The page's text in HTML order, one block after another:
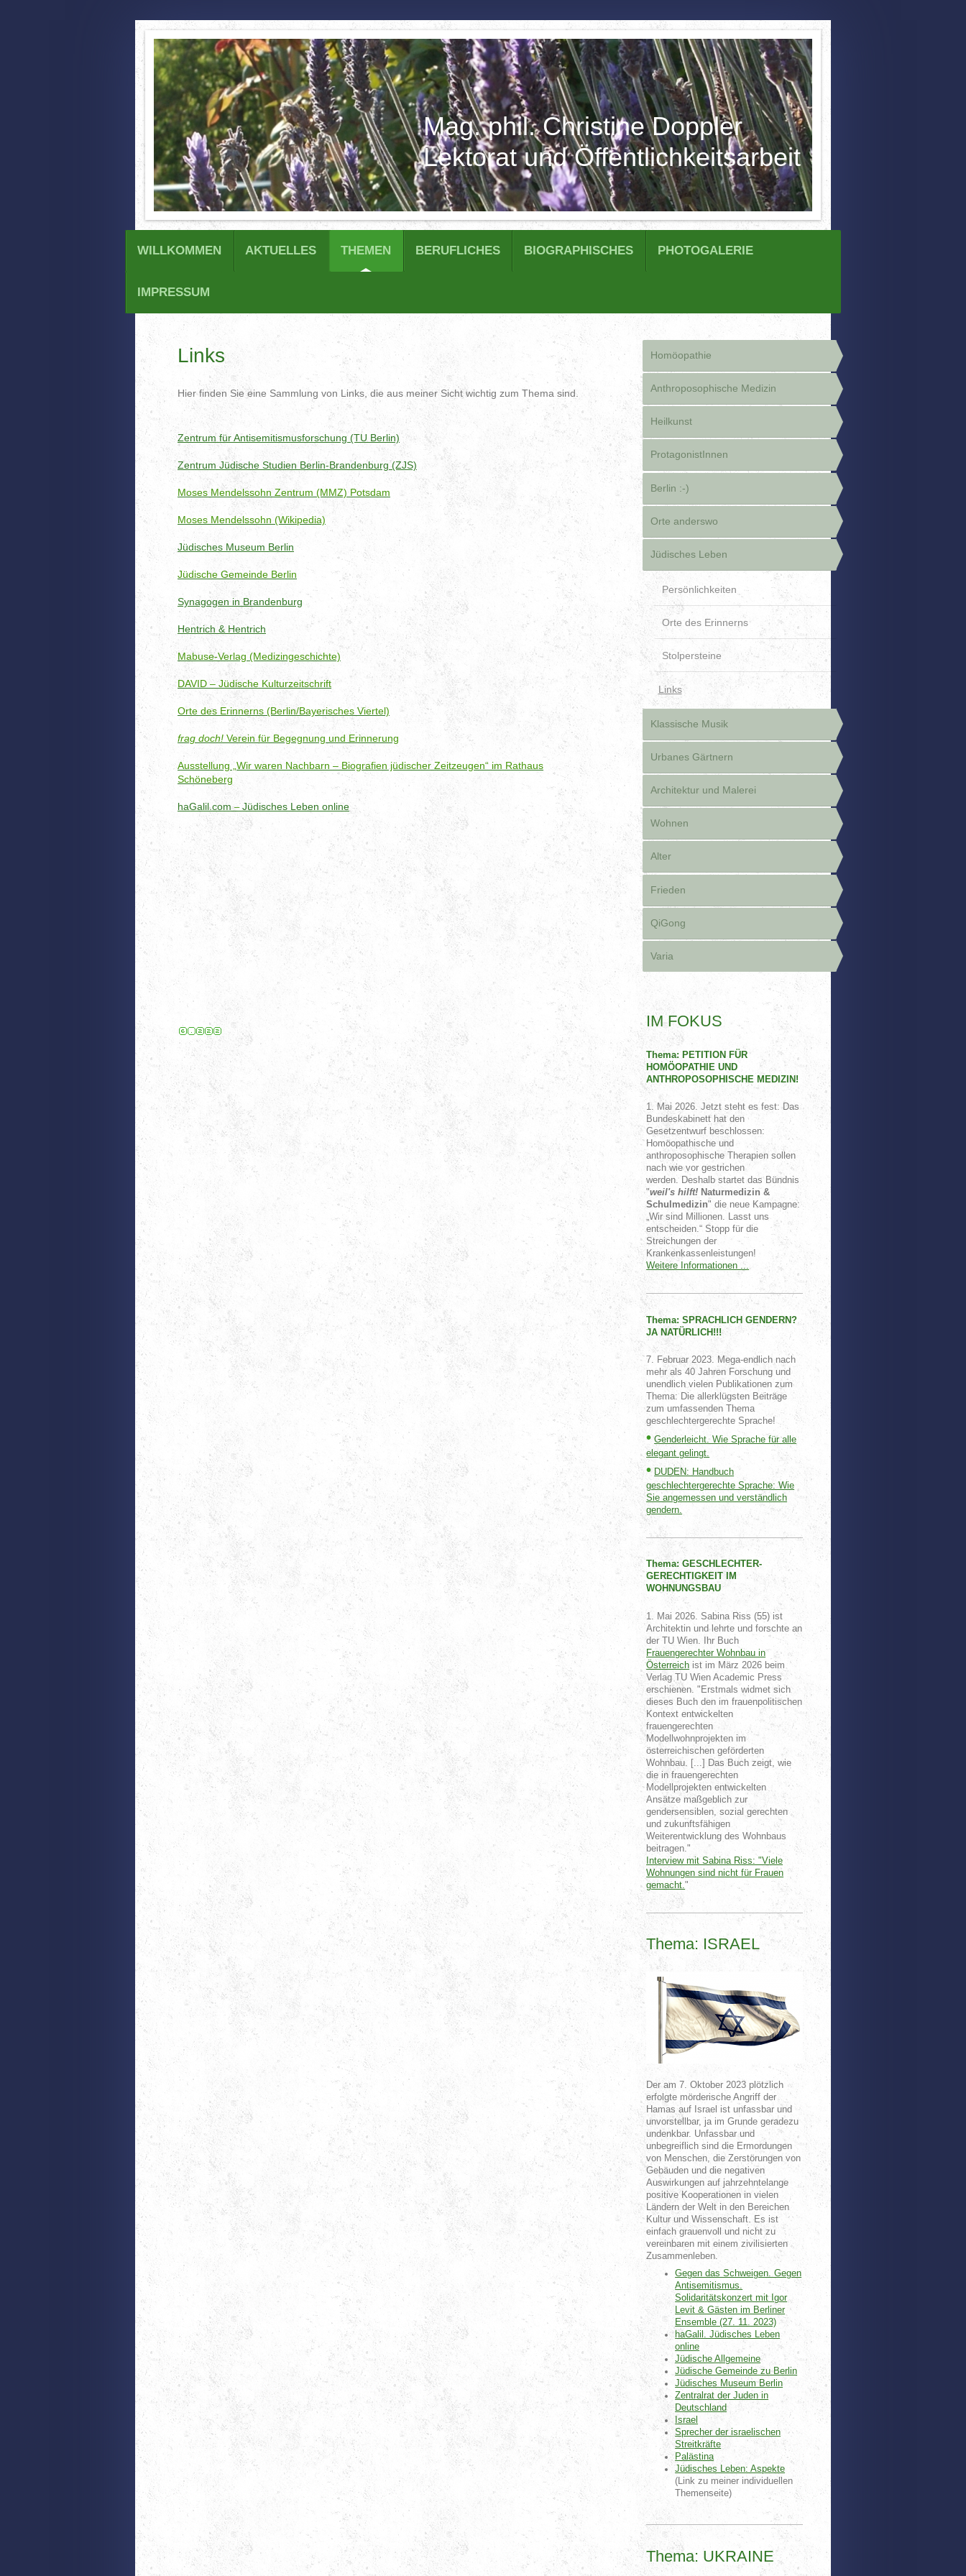
Mag. phil. Christine Doppler
Lektorat und Öffentlichkeitsarbeit
WILLKOMMEN AKTUELLES THEMEN BERUFLICHES BIOGRAPHISCHES PHOTOGALERIE
IMPRESSUM
Links
Hier finden Sie eine Sammlung von Links, die aus meiner Sicht wichtig zum Thema sind.
Zentrum für Antisemitismusforschung (TU Berlin)
Zentrum Jüdische Studien Berlin-Brandenburg (ZJS)
Moses Mendelssohn Zentrum (MMZ) Potsdam
Moses Mendelssohn (Wikipedia)
Jüdisches Museum Berlin
Jüdische Gemeinde Berlin
Synagogen in Brandenburg
Hentrich & Hentrich
Mabuse-Verlag (Medizingeschichte)
DAVID – Jüdische Kulturzeitschrift
Orte des Erinnerns (Berlin/Bayerisches Viertel)
frag doch! Verein für Begegnung und Erinnerung
Ausstellung „Wir waren Nachbarn – Biografien jüdischer Zeitzeugen“ im Rathaus
Schöneberg
haGalil.com –Jüdisches Leben online
Homöopathie
Anthroposophische Medizin
Heilkunst
ProtagonistInnen
Berlin :-)
Orte anderswo
Jüdisches Leben
Persönlichkeiten
Orte des Erinnerns
Stolpersteine
Links
Klassische Musik
Urbanes Gärtnern
Architektur und Malerei
Wohnen
Alter
Frieden
QiGong
Varia
IM FOKUS
Thema: PETITION FÜR
HOMÖOPATHIE UND
ANTHROPOSOPHISCHE MEDIZIN!
1. Mai 2026. Jetzt steht es fest: Das
Bundeskabinett hat den
Gesetzentwurf beschlossen:
Homöopathische und
anthroposophische Therapien sollen
nach wie vor gestrichen
werden. Deshalb startet das Bündnis
"weil's hilft! Naturmedizin &
Schulmedizin" die neue Kampagne:
„Wir sind Millionen. Lasst uns
entscheiden.“ Stopp für die
Streichungen der
Krankenkassenleistungen!
Weitere Informationen ...
Thema: SPRACHLICH GENDERN?
JA NATÜRLICH!!!
7. Februar 2023. Mega-endlich nach
mehr als 40 Jahren Forschung und
unendlich vielen Publikationen zum
Thema: Die allerklügsten Beiträge
zum umfassenden Thema
geschlechtergerechte Sprache!
• Genderleicht. Wie Sprache für alle
elegant gelingt.
• DUDEN: Handbuch
geschlechtergerechte Sprache: Wie
Sie angemessen und verständlich
gendern.
Thema: GESCHLECHTER-
GERECHTIGKEIT IM
WOHNUNGSBAU
1. Mai 2026. Sabina Riss (55) ist
Architektin und lehrte und forschte an
der TU Wien. Ihr Buch
Frauengerechter Wohnbau in
Österreich ist im März 2026 beim
Verlag TU Wien Academic Press
erschienen. "Erstmals widmet sich
dieses Buch den im frauenpolitischen
Kontext entwickelten
frauengerechten
Modellwohnprojekten im
österreichischen geförderten
Wohnbau. [...] Das Buch zeigt, wie
die in frauengerechten
Modellprojekten entwickelten
Ansätze maßgeblich zur
gendersensiblen, sozial gerechten
und zukunftsfähigen
Weiterentwicklung des Wohnbaus
beitragen."
Interview mit Sabina Riss: "Viele
Wohnungen sind nicht für Frauen
gemacht."
Thema: ISRAEL
Der am 7. Oktober 2023 plötzlich
erfolgte mörderische Angriff der
Hamas auf Israel ist unfassbar und
unvorstellbar, ja im Grunde geradezu
undenkbar. Unfassbar und
unbegreiflich sind die Ermordungen
von Menschen, die Zerstörungen von
Gebäuden und die negativen
Auswirkungen auf jahrzehntelange
positive Kooperationen in vielen
Ländern der Welt in den Bereichen
Kultur und Wissenschaft. Es ist
einfach grauenvoll und nicht zu
vereinbaren mit einem zivilisierten
Zusammenleben.
Gegen das Schweigen. Gegen
Antisemitismus.
Solidaritätskonzert mit Igor
Levit & Gästen im Berliner
Ensemble (27. 11. 2023)
haGalil. Jüdisches Leben
online
Jüdische Allgemeine
Jüdische Gemeinde zu Berlin
Jüdisches Museum Berlin
Zentralrat der Juden in
Deutschland
Israel
Sprecher der israelischen
Streitkräfte
Palästina
Jüdisches Leben: Aspekte
(Link zu meiner individuellen
Themenseite)
Thema: UKRAINE